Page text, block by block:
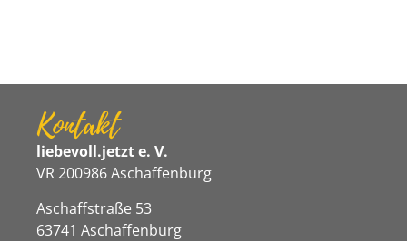
Kontakt
liebevoll.jetzt e. V.
VR 200986 Aschaffenburg
Aschaffstraße 53
63741 Aschaffenburg